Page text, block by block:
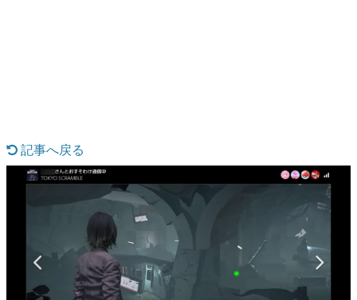
マンガ
女性向け
アプリレビュー
その他
電ファミニコゲーマーとは？
記事へ戻る